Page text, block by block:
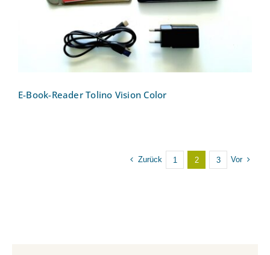
E-Book-Reader Tolino Vision Color
Zurück 1 2 3 Vor